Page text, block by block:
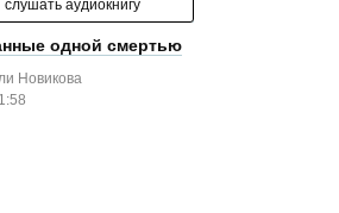
слушать аудиокнигу
одной смертью
Новикова